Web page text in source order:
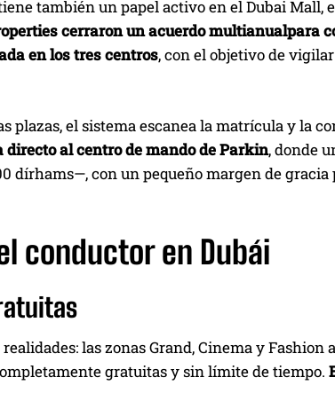
también un papel activo en el Dubai Mall,
cerraron un acuerdo multianualpara
en los tres centros, con el objetivo de
plazas, el sistema escanea la matrícula y la
directo al centro de mando de Parkin, donde
dírhams—, con un pequeño margen de gracia
conductor en Dubái
las zonas Grand, Cinema y Fashion
gratuitas y sin límite de tiempo.